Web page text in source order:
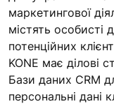
маркетингової
містять особисті
потенційних
KONE має ділові
Бази даних CRM
персональні дані